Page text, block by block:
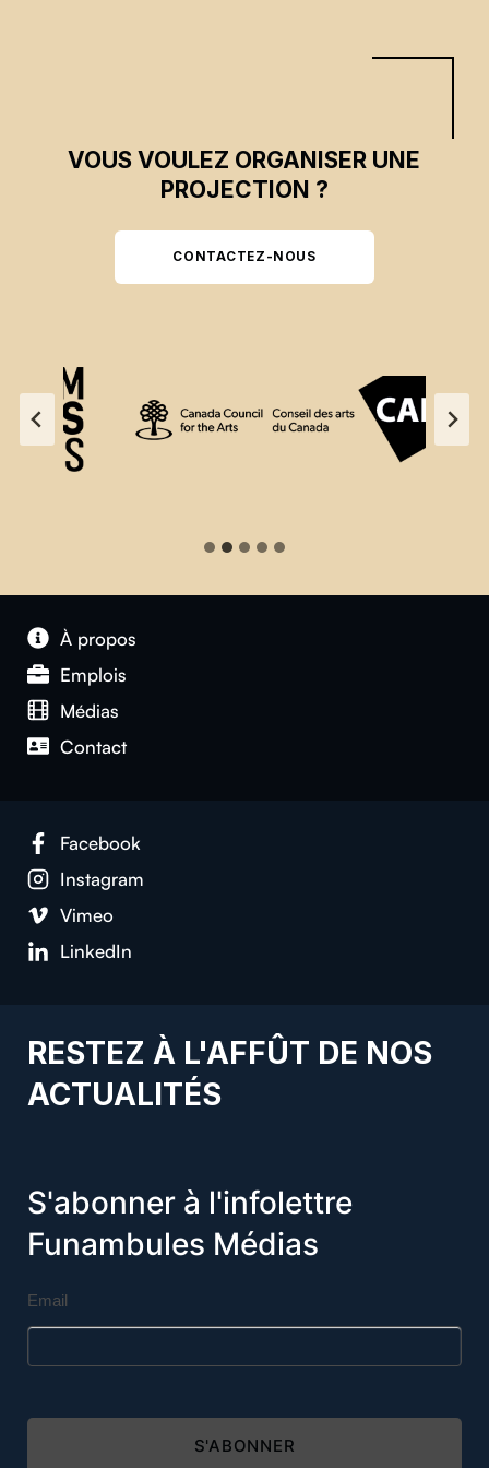
VOUS VOULEZ ORGANISER UNE
PROJECTION ?
CONTACTEZ-NOUS
À propos
Emplois
Médias
Contact
Facebook
Instagram
Vimeo
LinkedIn
RESTEZ À L'AFFÛT DE NOS
ACTUALITÉS
S'abonner à l'infolettre
Funambules Médias
Email
S'ABONNER